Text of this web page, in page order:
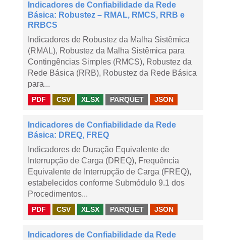
Indicadores de Confiabilidade da Rede
Básica: Robustez – RMAL, RMCS, RRB e
RRBCS
Indicadores de Robustez da Malha Sistêmica
(RMAL), Robustez da Malha Sistêmica para
Contingências Simples (RMCS), Robustez da
Rede Básica (RRB), Robustez da Rede Básica
para...
PDF CSV XLSX PARQUET JSON
Indicadores de Confiabilidade da Rede
Básica: DREQ, FREQ
Indicadores de Duração Equivalente de
Interrupção de Carga (DREQ), Frequência
Equivalente de Interrupção de Carga (FREQ),
estabelecidos conforme Submódulo 9.1 dos
Procedimentos...
PDF CSV XLSX PARQUET JSON
Indicadores de Confiabilidade da Rede